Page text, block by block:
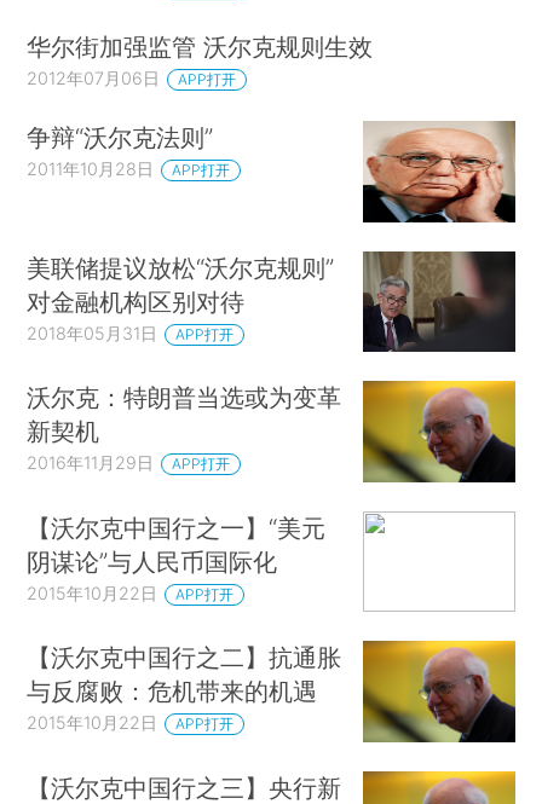
华尔街加强监管 沃尔克规则生效
2012年07月06日 APP打开
争辩“沃尔克法则”
2011年10月28日 APP打开
美联储提议放松“沃尔克规则”
对金融机构区别对待
2018年05月31日 APP打开
沃尔克：特朗普当选或为变革
新契机
2016年11月29日 APP打开
【沃尔克中国行之一】“美元
阴谋论”与人民币国际化
2015年10月22日 APP打开
【沃尔克中国行之二】抗通胀
与反腐败：危机带来的机遇
2015年10月22日 APP打开
【沃尔克中国行之三】央行新